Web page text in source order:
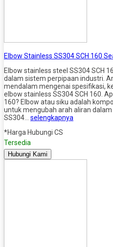
Elbow Stainless SS304 SCH 160
Elbow stainless steel SS304 SCH
dalam sistem perpipaan industri.
mendalam mengenai spesifikasi,
elbow stainless SS304 SCH 160.
160? Elbow atau siku adalah
untuk mengubah arah aliran
SS304… selengkapnya
*Harga Hubungi CS
Tersedia
Hubungi Kami